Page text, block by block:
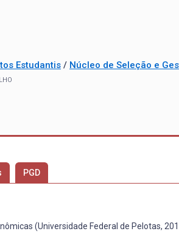
Estudantis / Núcleo de Seleção e
PGD
(Universidade Federal de Pelotas,